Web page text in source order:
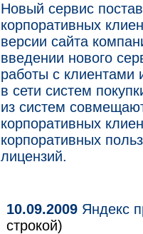
Новый сервис
корпоративных
версии сайта
введении нового
работы с клиентами
в сети систем
из систем
корпоративных
корпоративных
лицензий.
10.09.2009 Яндекс
строкой)